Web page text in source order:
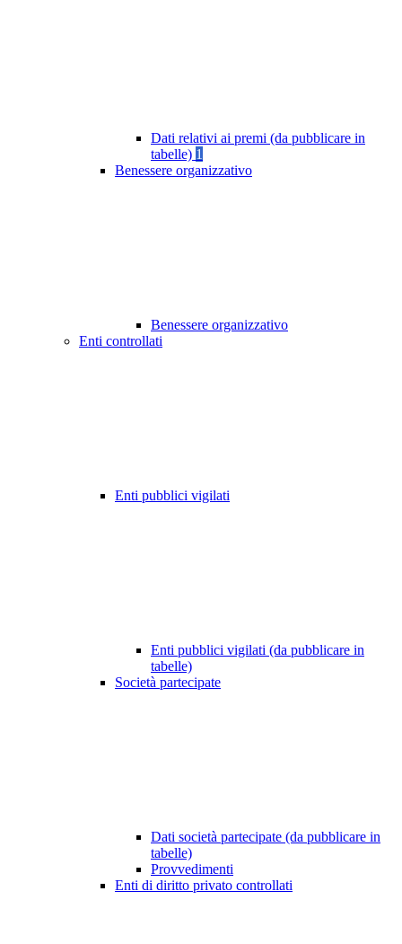
Dati relativi ai premi (da pubblicare in
tabelle) 1
Benessere organizzativo
Benessere organizzativo
Enti controllati
Enti pubblici vigilati
Enti pubblici vigilati (da pubblicare in
tabelle)
Società partecipate
Dati società partecipate (da pubblicare in
tabelle)
Provvedimenti
Enti di diritto privato controllati